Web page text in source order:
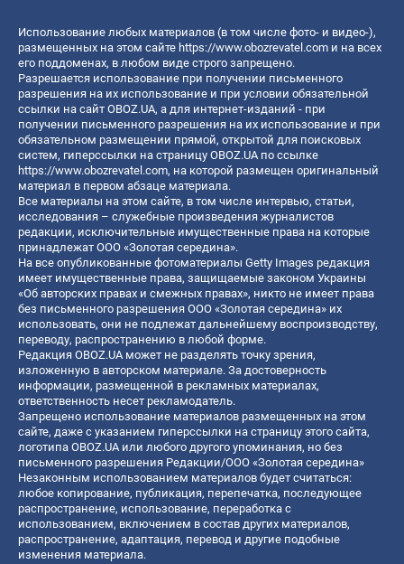
Использование любых материалов (в том числе фото- и видео-),
размещенных на этом сайте https://www.obozrevatel.com и на всех
его поддоменах, в любом виде строго запрещено.
Разрешается использование при получении письменного
разрешения на их использование и при условии обязательной
ссылки на сайт OBOZ.UA, а для интернет-изданий - при
получении письменного разрешения на их использование и при
обязательном размещении прямой, открытой для поисковых
систем, гиперссылки на страницу OBOZ.UA по ссылке
https://www.obozrevatel.com, на которой размещен оригинальный
материал в первом абзаце материала.
Все материалы на этом сайте, в том числе интервью, статьи,
исследования – служебные произведения журналистов
редакции, исключительные имущественные права на которые
принадлежат ООО «Золотая середина».
На все опубликованные фотоматериалы Getty Images редакция
имеет имущественные права, защищаемые законом Украины
«Об авторских правах и смежных правах», никто не имеет права
без письменного разрешения ООО «Золотая середина» их
использовать, они не подлежат дальнейшему воспроизводству,
переводу, распространению в любой форме.
Редакция OBOZ.UA может не разделять точку зрения,
изложенную в авторском материале. За достоверность
информации, размещенной в рекламных материалах,
ответственность несет рекламодатель.
Запрещено использование материалов размещенных на этом
сайте, даже с указанием гиперссылки на страницу этого сайта,
логотипа OBOZ.UA или любого другого упоминания, но без
письменного разрешения Редакции/ООО «Золотая середина»
Незаконным использованием материалов будет считаться:
любое копирование, публикация, перепечатка, последующее
распространение, использование, переработка с
использованием, включением в состав других материалов,
распространение, адаптация, перевод и другие подобные
изменения материала.